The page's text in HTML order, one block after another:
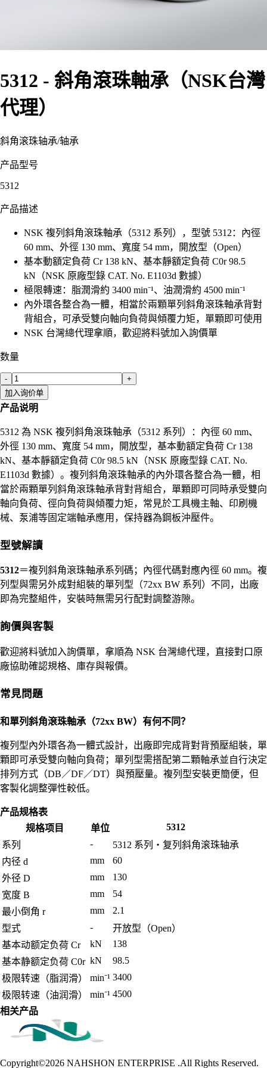
5312 - 斜角滾珠軸承（NSK台灣
代理）
斜角滚珠轴承/轴承
产品型号
5312
产品描述
NSK 複列斜角滾珠軸承（5312 系列），型號 5312：內徑
60 mm、外徑 130 mm、寬度 54 mm，開放型（Open）
基本動額定負荷 Cr 138 kN、基本靜額定負荷 C0r 98.5
kN（NSK 原廠型錄 CAT. No. E1103d 數據）
極限轉速：脂潤滑約 3400 min⁻¹、油潤滑約 4500 min⁻¹
內外環各整合為一體，相當於兩顆單列斜角滾珠軸承背對
背組合，可承受雙向軸向負荷與傾覆力矩，單顆即可使用
NSK 台灣總代理拿順，歡迎將料號加入詢價單
数量
-
+
加入询价单
产品说明
5312 為 NSK 複列斜角滾珠軸承（5312 系列）：內徑 60 mm、
外徑 130 mm、寬度 54 mm，開放型，基本動額定負荷 Cr 138
kN、基本靜額定負荷 C0r 98.5 kN（NSK 原廠型錄 CAT. No.
E1103d 數據）。複列斜角滾珠軸承的內外環各整合為一體，相
當於兩顆單列斜角滾珠軸承背對背組合，單顆即可同時承受雙向
軸向負荷、徑向負荷與傾覆力矩，常見於工具機主軸、印刷機
械、泵浦等固定端軸承應用，保持器為鋼板沖壓件。
型號解讀
5312＝複列斜角滾珠軸承系列碼；內徑代碼對應內徑 60 mm。複
列型與需另外成對組裝的單列型（72xx BW 系列）不同，出廠
即為完整組件，安裝時無需另行配對調整游隙。
詢價與客製
歡迎將料號加入詢價單，拿順為 NSK 台灣總代理，直接對口原
廠協助確認規格、庫存與報價。
常見問題
和單列斜角滾珠軸承（72xx BW）有何不同？
複列型內外環各為一體式設計，出廠即完成背對背預壓組裝，單
顆即可承受雙向軸向負荷；單列型需搭配第二顆軸承並自行決定
排列方式（DB／DF／DT）與預壓量。複列型安裝更簡便，但
客製化調整彈性較低。
产品规格表
规格项目
单位
5312
系列
-
5312 系列・复列斜角滚珠轴承
内径 d
mm
60
外径 D
mm
130
宽度 B
mm
54
最小倒角 r
mm
2.1
型式
-
开放型（Open）
基本动额定负荷 Cr
kN
138
基本静额定负荷 C0r kN
98.5
极限转速（脂润滑）
min⁻¹ 3400
极限转速（油润滑）
min⁻¹ 4500
相关产品
Copyright©2026 NAHSHON ENTERPRISE .All Rights Reserved.